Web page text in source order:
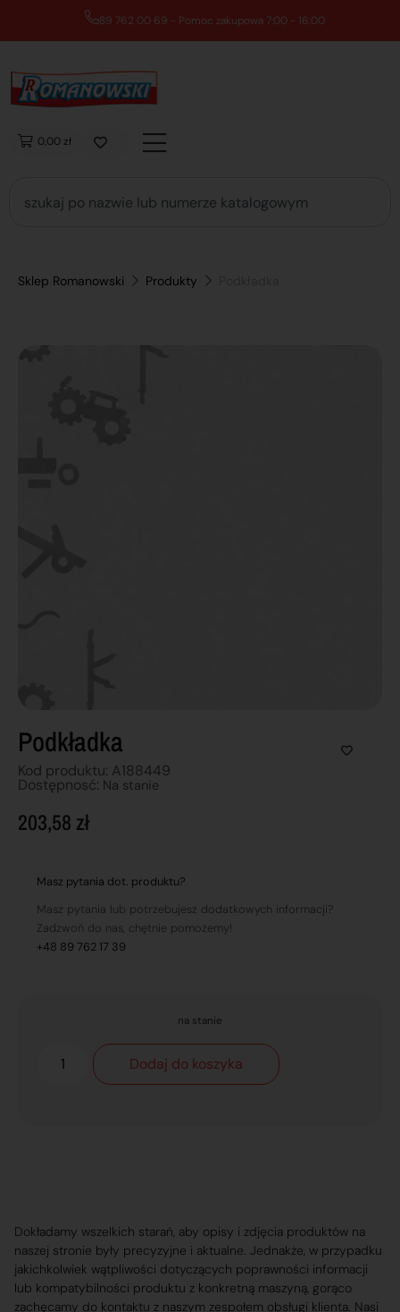
89 762 00 69 - Pomoc zakupowa 7:00 - 16:00
0,00 zł
Sklep Romanowski Produkty
Podkładka
Kod produktu: A188449
Dostępnosć: Na stanie
203,58 zł
Masz pytania dot. produktu?
Masz pytania lub potrzebujesz dodatkowych informacji?
Zadzwoń do nas, chętnie pomożemy!
+48 89 762 17 39
na stanie
Dodaj do koszyka
Dokładamy wszelkich starań, aby opisy i zdjęcia produktów na
naszej stronie były precyzyjne i aktualne. Jednakże, w przypadku
jakichkolwiek wątpliwości dotyczących poprawności informacji
lub kompatybilności produktu z konkretną maszyną, gorąco
zachęcamy do kontaktu z naszym zespołem obsługi klienta. Nasi